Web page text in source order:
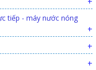
tiếp - máy nước nóng
+
+
+